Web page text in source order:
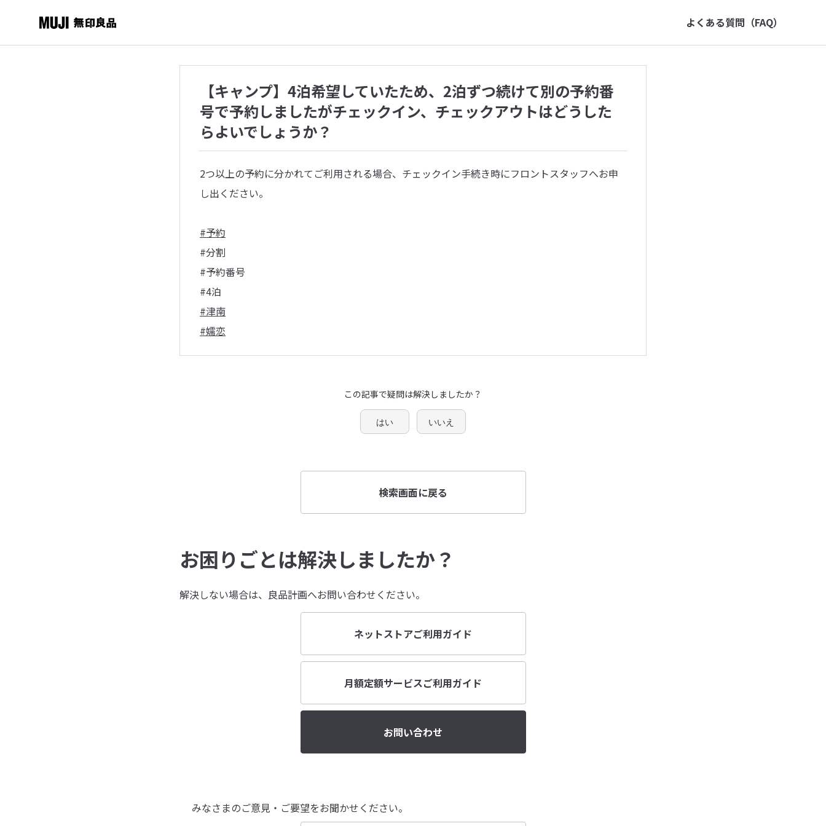
よくある質問（FAQ）
【キャンプ】4泊希望していたため、2泊ずつ続けて別の予約番
号で予約しましたがチェックイン、チェックアウトはどうした
らよいでしょうか？
2つ以上の予約に分かれてご利用される場合、チェックイン手続き時にフロントスタッフへお申
し出ください。
#予約
#分割
#予約番号
#4泊
#津南
#嬬恋
この記事で疑問は解決しましたか？
はい いいえ
検索画面に戻る
お困りごとは解決しましたか？
解決しない場合は、良品計画へお問い合わせください。
ネットストアご利用ガイド
月額定額サービスご利用ガイド
お問い合わせ
みなさまのご意見・ご要望をお聞かせください。